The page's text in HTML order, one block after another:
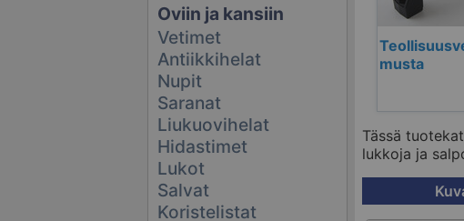
Oviin ja kansiin
Vetimet
Antiikkihelat
Nupit
Saranat
Liukuovihelat
Hidastimet
Lukot
Salvat
Koristelistat
musta
Tässä
lukkoja ja